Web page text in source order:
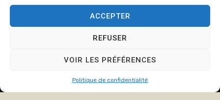
ACCEPTER
REFUSER
VOIR LES PRÉFÉRENCES
Politique de confidentialité
17h00.